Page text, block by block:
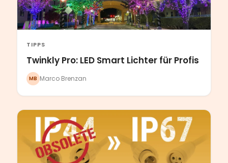
TIPPS
Twinkly Pro: LED Smart Lichter für Profis
MB Marco Brenzan